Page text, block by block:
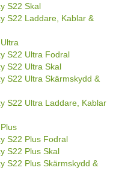
S22 Skal
S22 Laddare, Kablar &
S22 Ultra Fodral
S22 Ultra Skal
S22 Ultra Skärmskydd &
S22 Ultra Laddare, Kablar
S22 Plus Fodral
S22 Plus Skal
S22 Plus Skärmskydd &